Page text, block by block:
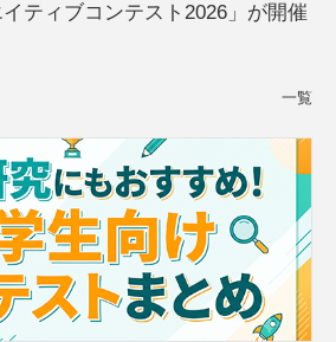
イティブコンテスト2026」が開催
一覧